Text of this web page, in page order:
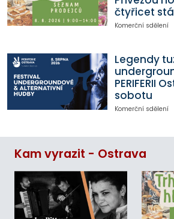
čtyřicet
Komerční sdělení
Legendy
PERIFERII
sobotu
Komerční sdělení
Kam vyrazit - Ostrava